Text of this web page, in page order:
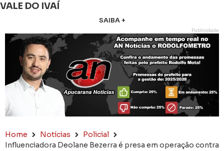
VALE DO IVAÍ
SAIBA +
Publicidade
Home Notícias
Policial
Influenciadora Deolane Bezerra é presa em operação contra